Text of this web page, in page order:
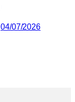
04/07/2026